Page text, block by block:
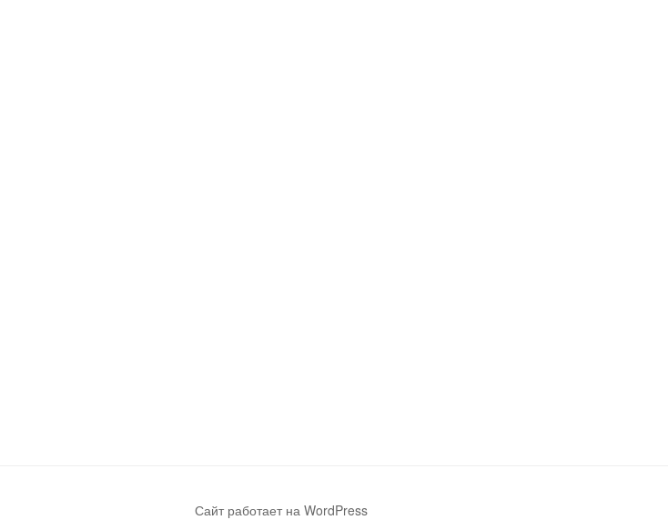
Сайт работает на WordPress